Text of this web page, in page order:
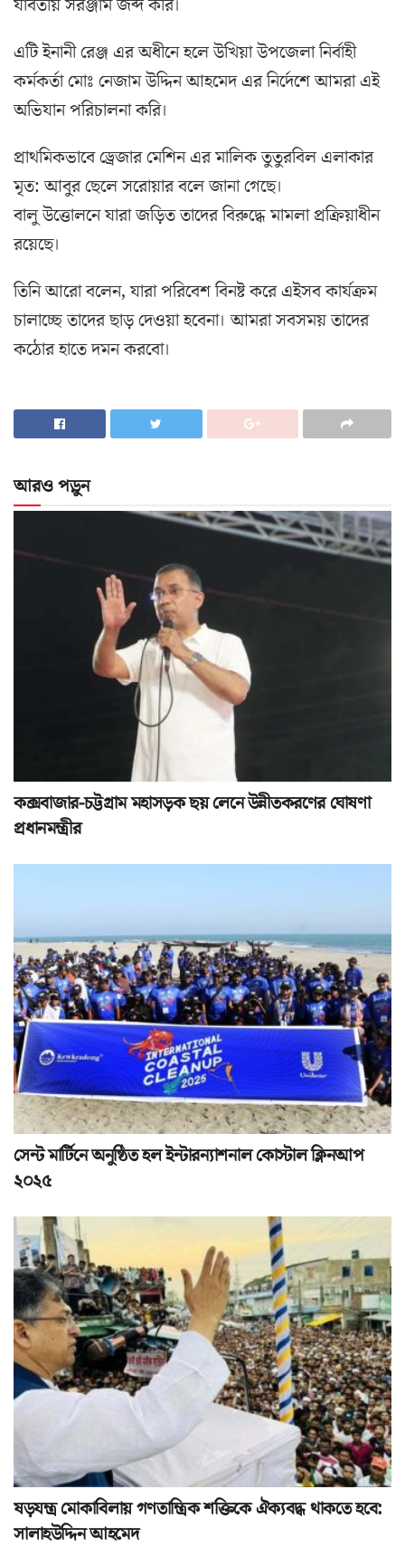
যাবতীয় সরঞ্জাম জব্দ করি।
এটি ইনানী রেঞ্জ এর অধীনে হলে উখিয়া উপজেলা নির্বাহী
কর্মকর্তা মোঃ নেজাম উদ্দিন আহমেদ এর নির্দেশে আমরা এই
অভিযান পরিচালনা করি।
প্রাথমিকভাবে ড্রেজার মেশিন এর মালিক তুতুরবিল এলাকার
মৃত: আবুর ছেলে সরোয়ার বলে জানা গেছে।
বালু উত্তোলনে যারা জড়িত তাদের বিরুদ্ধে মামলা প্রক্রিয়াধীন
রয়েছে।
তিনি আরো বলেন, যারা পরিবেশ বিনষ্ট করে এইসব কার্যক্রম
চালাচ্ছে তাদের ছাড় দেওয়া হবেনা। আমরা সবসময় তাদের
কঠোর হাতে দমন করবো।
আরও পড়ুন
কক্সবাজার-চট্টগ্রাম মহাসড়ক ছয় লেনে উন্নীতকরণের ঘোষণা
প্রধানমন্ত্রীর
সেন্ট মার্টিনে অনুষ্ঠিত হল ইন্টারন্যাশনাল কোস্টাল ক্লিনআপ
২০২৫
ষড়যন্ত্র মোকাবিলায় গণতান্ত্রিক শক্তিকে ঐক্যবদ্ধ থাকতে হবে:
সালাহউদ্দিন আহমেদ